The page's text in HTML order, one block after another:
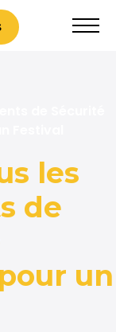
les
de
un